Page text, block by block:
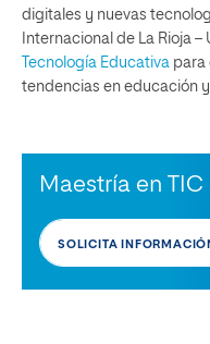
digitales y nuevas
Internacional de La Rioja –
Tecnología Educativa para
tendencias en educación
Maestría en
SOLICITA